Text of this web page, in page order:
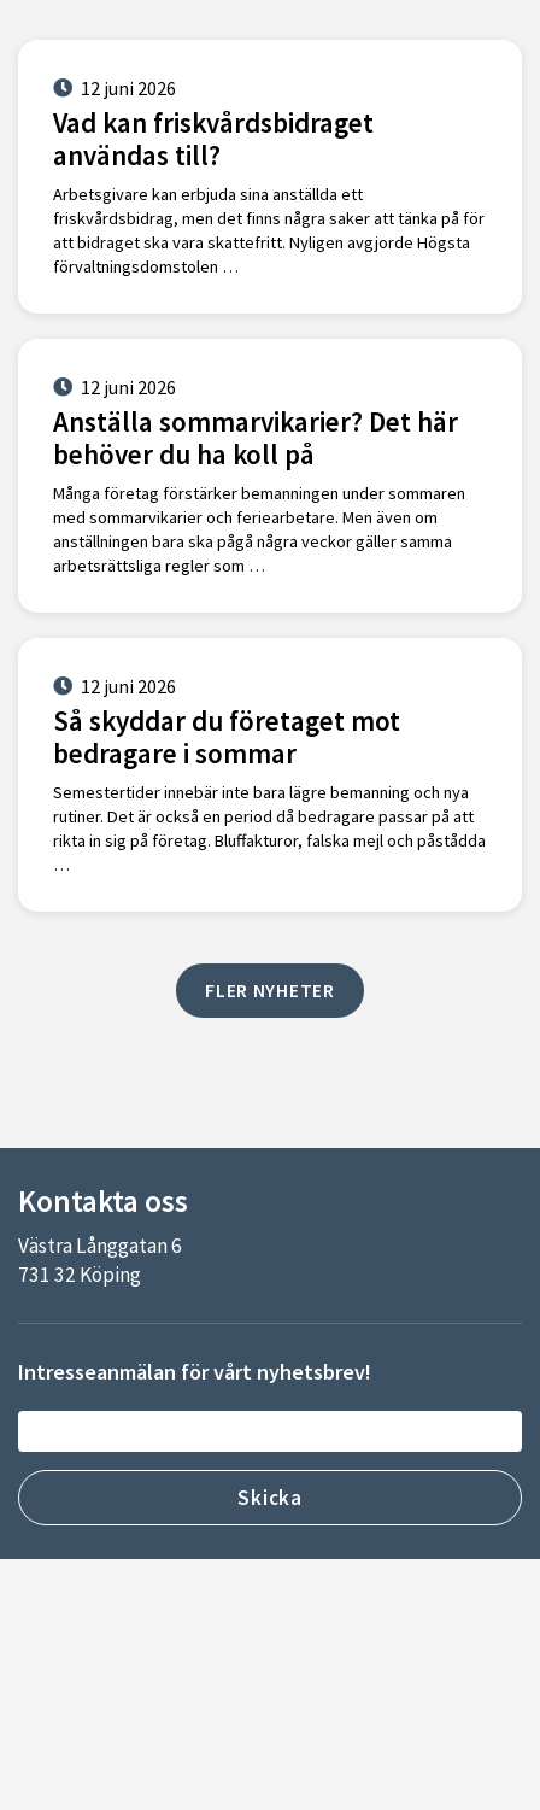
12 juni 2026
Vad kan friskvårdsbidraget
användas till?
Arbetsgivare kan erbjuda sina anställda ett
friskvårdsbidrag, men det finns några saker att tänka på för
att bidraget ska vara skattefritt. Nyligen avgjorde Högsta
förvaltningsdomstolen …
12 juni 2026
Anställa sommarvikarier? Det här
behöver du ha koll på
Många företag förstärker bemanningen under sommaren
med sommarvikarier och feriearbetare. Men även om
anställningen bara ska pågå några veckor gäller samma
arbetsrättsliga regler som …
12 juni 2026
Så skyddar du företaget mot
bedragare i sommar
Semestertider innebär inte bara lägre bemanning och nya
rutiner. Det är också en period då bedragare passar på att
rikta in sig på företag. Bluffakturor, falska mejl och påstådda
…
FLER NYHETER
Kontakta oss
Västra Långgatan 6
731 32 Köping
Intresseanmälan för vårt nyhetsbrev!